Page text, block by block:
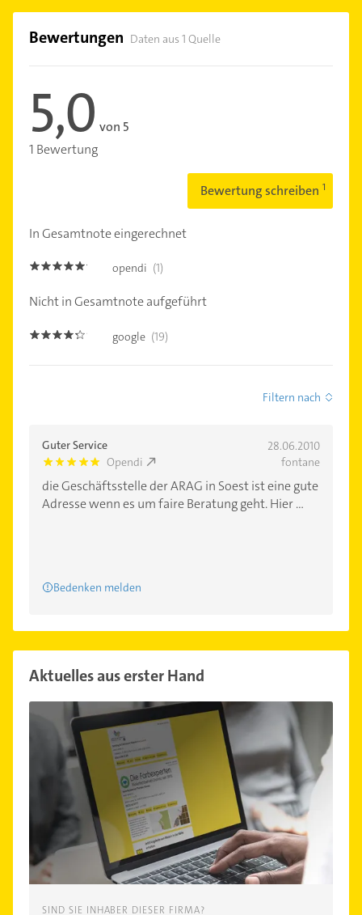
Bewertungen Daten aus 1 Quelle
5,0 von 5
1 Bewertung
Bewertung schreiben
In Gesamtnote eingerechnet
5.0 opendi (1)
Nicht in Gesamtnote aufgeführt
4.2000003 google (19)
Filtern nach
Guter Service 28.06.2010
5.0 Opendi fontane
die Geschäftsstelle der ARAG in Soest ist eine gute
Adresse wenn es um faire Beratung geht. Hier ...
Bedenken melden
Aktuelles aus erster Hand
SIND SIE INHABER DIESER FIRMA?